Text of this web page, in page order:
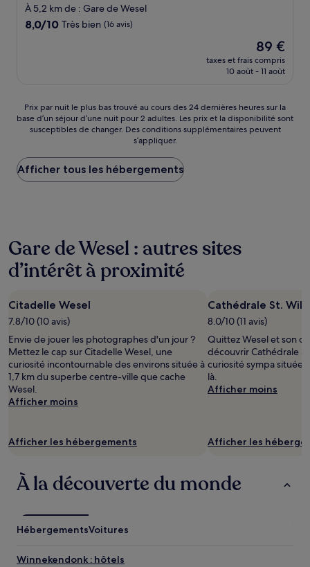
À 5,2 km de : Gare de Wesel
8.0
8,0/10 Très bien (16 avis)
Le
nouveau
prix
89 €
89 €
taxes et frais compris
10 août - 11 août
Prix
par
nuit
plus
bas
trouvé
heures
sur
la
séjour
d’une
pour
2 adultes.
Les
prix
et
la
susceptibles
Des
conditions
peuvent
s’appliquer.
Prix par nuit le plus bas trouvé au cours des 24 dernières heures sur la
base d’un séjour d’une nuit pour 2 adultes. Les prix et la disponibilité sont
susceptibles de changer. Des conditions supplémentaires peuvent
s’appliquer.
Afficher tous les hébergements
Gare de Wesel : autres sites
d’intérêt à proximité
Citadelle Wesel
7.8/10 (10 avis)
Envie de jouer les photographes d'un jour ?
Mettez le cap sur Citadelle Wesel, une
curiosité incontournable des environs située à
1,7 km du superbe centre-ville que cache
Wesel.
Afficher moins
Afficher les hébergements
Cathédrale St.
8.0/10 (11 avis)
Quittez Wesel et son
découvrir Cathédrale
curiosité sympa située
là.
Afficher moins
Afficher les
À la découverte du monde
HébergementsVoitures
Winnekendonk : hôtels